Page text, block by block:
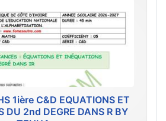
1ière C&D EQUATIONS ET
DU 2nd DEGRE DANS R BY